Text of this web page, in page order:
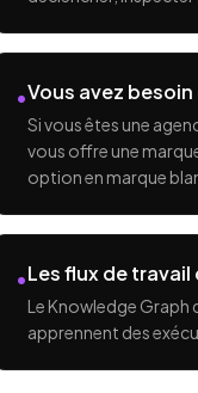
•Vous avez
Si vous êtes une
vous offre une
option en marque
•Les flux de
Le Knowledge Graph
apprennent des